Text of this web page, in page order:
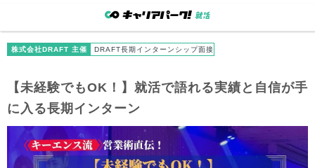
株式会社DRAFT 主催 DRAFT長期インターンシップ面接
【未経験でもOK！】就活で語れる実績と自信が手
に入る長期インターン